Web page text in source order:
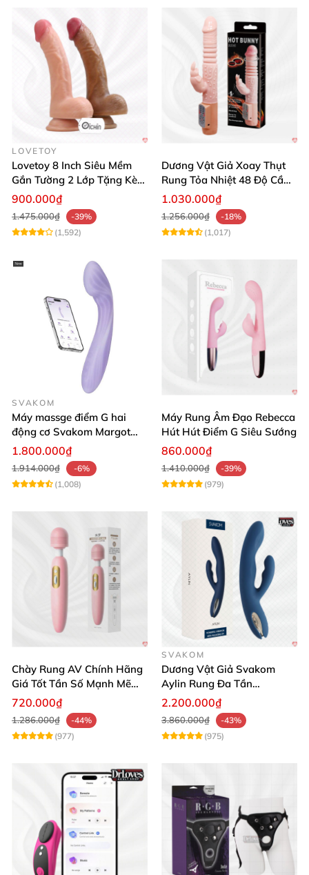
LOVETOY
Lovetoy 8 Inch Siêu Mềm
Gắn Tường 2 Lớp Tặng Kèm
Dầu Massage
900.000₫
1.475.000₫
-39%
(1,592)
Dương Vật Giả Xoay Thụt
Rung Tỏa Nhiệt 48 Độ Cầm
Tay Hot Bunny
1.030.000₫
1.256.000₫
-18%
(1,017)
SVAKOM
Máy massge điểm G hai
động cơ Svakom Margot
điều khiển qua app
1.800.000₫
1.914.000₫
-6%
(1,008)
Máy Rung Âm Đạo Rebecca
Hút Hút Điểm G Siêu Sướng
860.000₫
1.410.000₫
-39%
(979)
Chày Rung AV Chính Hãng
Giá Tốt Tần Số Mạnh Mẽ
Siêu Bền
720.000₫
1.286.000₫
-44%
(977)
SVAKOM
Dương Vật Giả Svakom
Aylin Rung Đa Tần
Massage Sung Sướng
2.200.000₫
3.860.000₫
-43%
(975)